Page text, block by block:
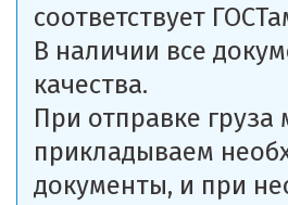
соответствует
В наличии все
качества.
При отправке груза
прикладываем
документы, и при